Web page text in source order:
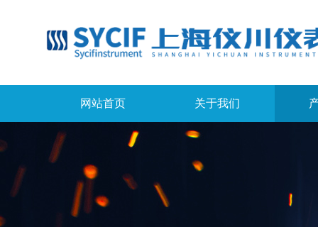
网站首页 关于我们